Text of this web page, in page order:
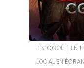
EN COOP' | EN
LOCAL EN